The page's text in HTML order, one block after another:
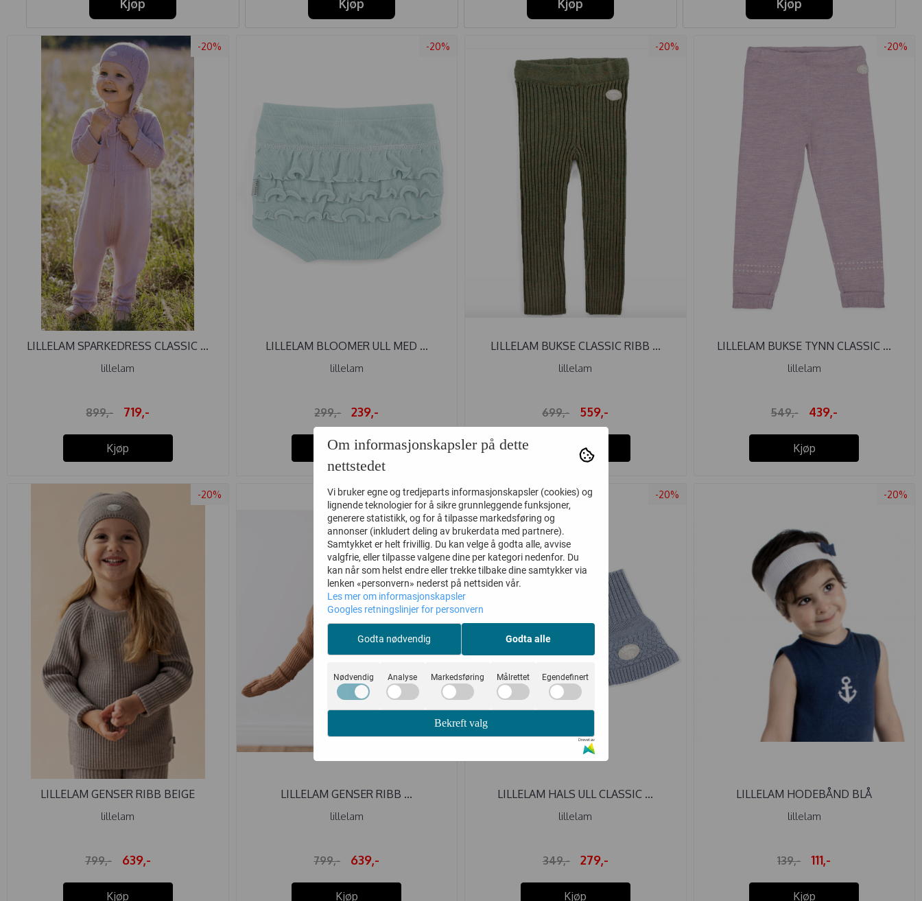
Kjøp
Kjøp
Kjøp
Kjøp
-20%
LILLELAM SPARKEDRESS CLASSIC ...
lillelam
899,- 719,-
Kjøp
-20%
LILLELAM BLOOMER ULL MED ...
lillelam
299,- 239,-
Kjøp
-20%
LILLELAM BUKSE CLASSIC RIBB ...
lillelam
699,- 559,-
Kjøp
-20%
LILLELAM BUKSE TYNN CLASSIC ...
lillelam
549,- 439,-
Kjøp
-20%
LILLELAM GENSER RIBB BEIGE
lillelam
799,- 639,-
Kjøp
-20%
LILLELAM GENSER RIBB ...
lillelam
799,- 639,-
Kjøp
-20%
LILLELAM HALS ULL CLASSIC ...
lillelam
349,- 279,-
Kjøp
-20%
LILLELAM HODEBÅND BLÅ
lillelam
139,- 111,-
Kjøp
Om informasjonskapsler på dette
nettstedet
Vi bruker egne og tredjeparts informasjonskapsler (cookies) og
lignende teknologier for å sikre grunnleggende funksjoner,
generere statistikk, og for å tilpasse markedsføring og
annonser (inkludert deling av brukerdata med partnere).
Samtykket er helt frivillig. Du kan velge å godta alle, avvise
valgfrie, eller tilpasse valgene dine per kategori nedenfor. Du
kan når som helst endre eller trekke tilbake dine samtykker via
lenken «personvern» nederst på nettsiden vår.
Les mer om informasjonskapsler
Googles retningslinjer for personvern
Godta nødvendig Godta alle
Nødvendig Analyse Markedsføring Målrettet Egendefinert
Bekreft valg
Drevet av